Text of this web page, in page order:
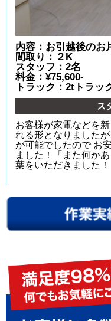
内容：お引越後のお
間取り：２K
スタッフ：2名
料金：¥75,600-
トラック：2tトラッ
ス
お客様が家電などを
れる形となりました
が可能でしたので お
ました！「また何か
葉をいただきました！